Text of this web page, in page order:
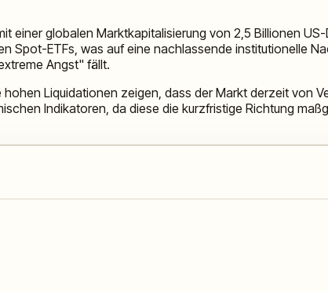
einer globalen Marktkapitalisierung von 2,5 Billionen
Spot-ETFs, was auf eine nachlassende institutionelle
Angst" fällt.
Liquidationen zeigen, dass der Markt derzeit von
Indikatoren, da diese die kurzfristige Richtung